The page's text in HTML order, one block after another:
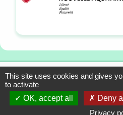
13-15 allée du Colonel
Fabien, 33310 Lormont
Tél. : 05 57 01 56 90
This site uses cookies and gives
to activate
OK, accept all
Deny
Privacy